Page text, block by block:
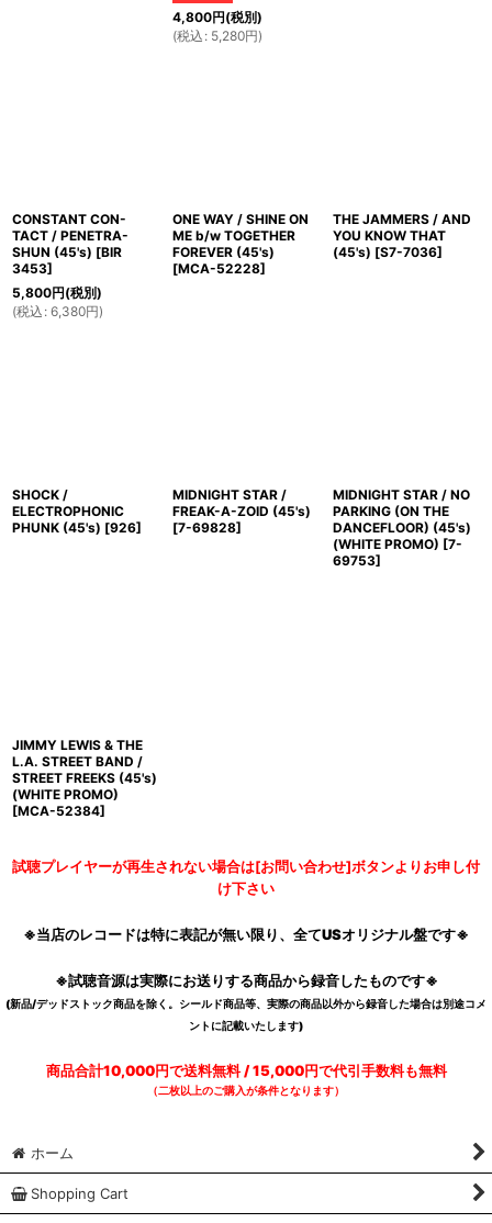
4,800円(税別)
(税込 : 5,280円)
CONSTANT CON-
TACT / PENETRA-
SHUN (45's) [BIR
3453]
5,800円(税別)
(税込 : 6,380円)
ONE WAY / SHINE ON
ME b/w TOGETHER
FOREVER (45's)
[MCA-52228]
THE JAMMERS / AND
YOU KNOW THAT
(45's) [S7-7036]
SHOCK /
ELECTROPHONIC
PHUNK (45's) [926]
MIDNIGHT STAR /
FREAK-A-ZOID (45's)
[7-69828]
MIDNIGHT STAR / NO
PARKING (ON THE
DANCEFLOOR) (45's)
(WHITE PROMO) [7-
69753]
JIMMY LEWIS & THE
L.A. STREET BAND /
STREET FREEKS (45's)
(WHITE PROMO)
[MCA-52384]
試聴プレイヤーが再生されない場合は[お問い合わせ]ボタンよりお申し付
け下さい
※当店のレコードは特に表記が無い限り、全てUSオリジナル盤です※
※試聴音源は実際にお送りする商品から録音したものです※
(新品/デッドストック商品を除く。シールド商品等、実際の商品以外から録音した場合は別途コメ
ントに記載いたします)
商品合計10,000円で送料無料 / 15,000円で代引手数料も無料
（二枚以上のご購入が条件となります）
ホーム
Shopping Cart